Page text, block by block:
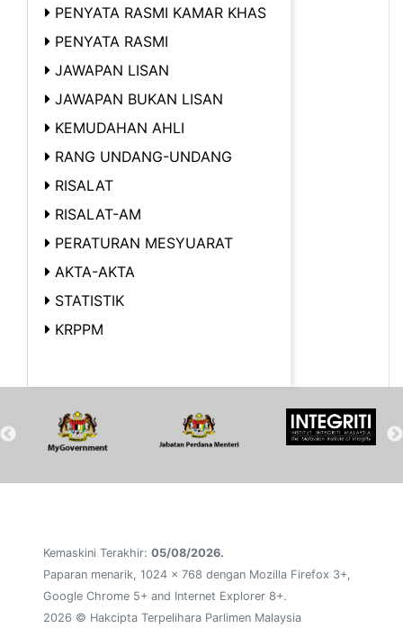
PENYATA RASMI KAMAR KHAS
PENYATA RASMI
JAWAPAN LISAN
JAWAPAN BUKAN LISAN
KEMUDAHAN AHLI
RANG UNDANG-UNDANG
RISALAT
RISALAT-AM
PERATURAN MESYUARAT
AKTA-AKTA
STATISTIK
KRPPM
Kemaskini Terakhir: 05/08/2026.
Paparan menarik, 1024 x 768 dengan Mozilla Firefox 3+,
Google Chrome 5+ and Internet Explorer 8+.
2026 © Hakcipta Terpelihara Parlimen Malaysia